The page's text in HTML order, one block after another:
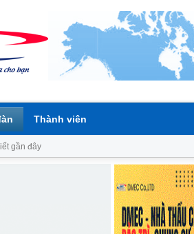
gần đây
Thành viên